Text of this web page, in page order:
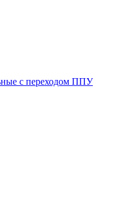
с переходом ППУ